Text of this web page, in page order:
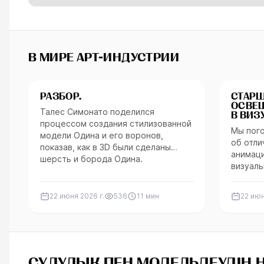
В МИРЕ АРТ-ИНДУСТРИИ
Персонажи
РАЗБОР.
Талес Симонато поделился
процессом создания стилизованной
модели Одина и его воронов,
показав, как в 3D были сделаны
шерсть и борода Одина.
22 июня 2026 г. 536 11 мин
В
Мы
об
22